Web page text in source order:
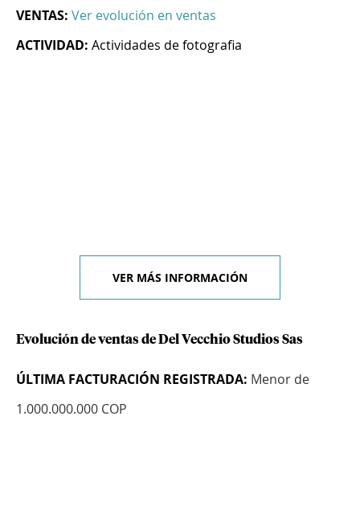
VENTAS: Ver evolución en ventas
ACTIVIDAD: Actividades de fotografia
VER MÁS INFORMACIÓN
Evolución de ventas de Del Vecchio Studios Sas
ÚLTIMA FACTURACIÓN REGISTRADA: Menor de
1.000.000.000 COP